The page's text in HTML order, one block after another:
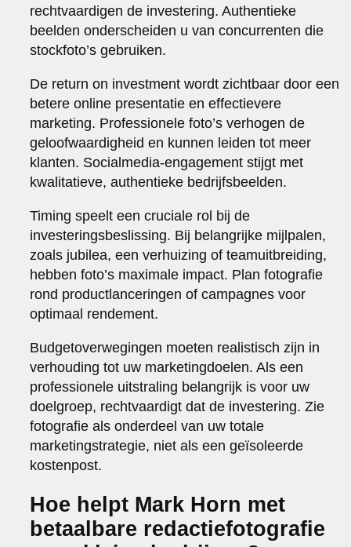
rechtvaardigen de investering. Authentieke
beelden onderscheiden u van concurrenten die
stockfoto’s gebruiken.
De return on investment wordt zichtbaar door een
betere online presentatie en effectievere
marketing. Professionele foto’s verhogen de
geloofwaardigheid en kunnen leiden tot meer
klanten. Socialmedia-engagement stijgt met
kwalitatieve, authentieke bedrijfsbeelden.
Timing speelt een cruciale rol bij de
investeringsbeslissing. Bij belangrijke mijlpalen,
zoals jubilea, een verhuizing of teamuitbreiding,
hebben foto’s maximale impact. Plan fotografie
rond productlanceringen of campagnes voor
optimaal rendement.
Budgetoverwegingen moeten realistisch zijn in
verhouding tot uw marketingdoelen. Als een
professionele uitstraling belangrijk is voor uw
doelgroep, rechtvaardigt dat de investering. Zie
fotografie als onderdeel van uw totale
marketingstrategie, niet als een geïsoleerde
kostenpost.
Hoe helpt Mark Horn met
betaalbare redactiefotografie